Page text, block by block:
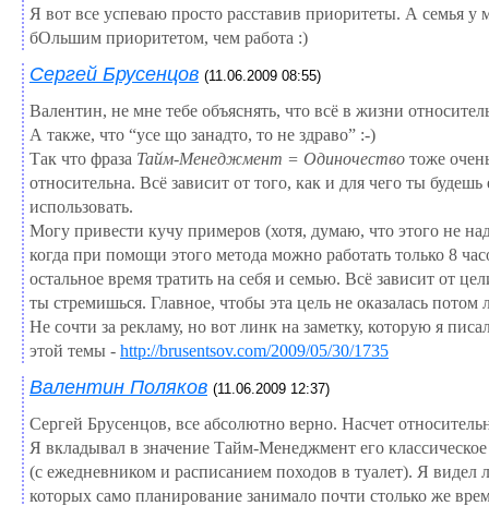
Я вот все успеваю просто расставив приоритеты. А семья у
бОльшим приоритетом, чем работа :)
Сергей Брусенцов (11.06.2009 08:55)
Валентин, не мне тебе объяснять, что всё в жизни
А также, что “усе що занадто, то не здраво” :-)
Так что фраза Тайм-Менеджмент = Одиночество тоже
относительна. Всё зависит от того, как и для чего ты будешь
использовать.
Могу привести кучу примеров (хотя, думаю, что этого не
когда при помощи этого метода можно работать только 8
остальное время тратить на себя и семью. Всё зависит от
ты стремишься. Главное, чтобы эта цель не оказалась потом
Не сочти за рекламу, но вот линк на заметку, которую я
этой темы - http://brusentsov.com/2009/05/30/1735
Валентин Поляков (11.06.2009 12:37)
Сергей Брусенцов, все абсолютно верно. Насчет
Я вкладывал в значение Тайм-Менеджмент его
(с ежедневником и расписанием походов в туалет). Я видел
которых само планирование занимало почти столько же